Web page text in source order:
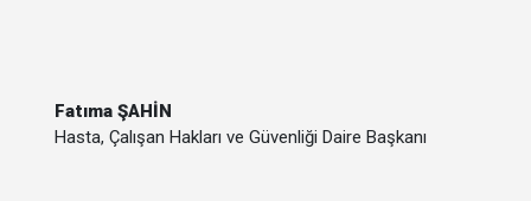
Fatıma ŞAHİN
Hasta, Çalışan Hakları ve Güvenliği Daire Başkanı